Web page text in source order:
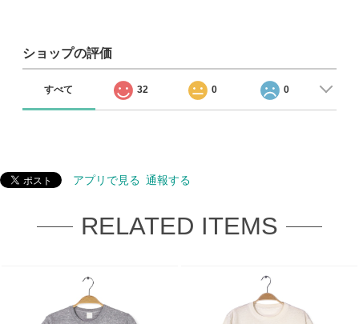
ショップの評価
すべて 32 0 0
アプリで見る 通報する
RELATED ITEMS